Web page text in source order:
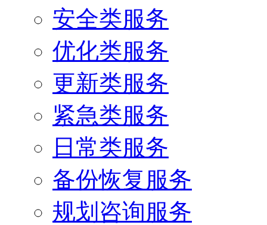
安全类服务
优化类服务
更新类服务
紧急类服务
日常类服务
备份恢复服务
规划咨询服务